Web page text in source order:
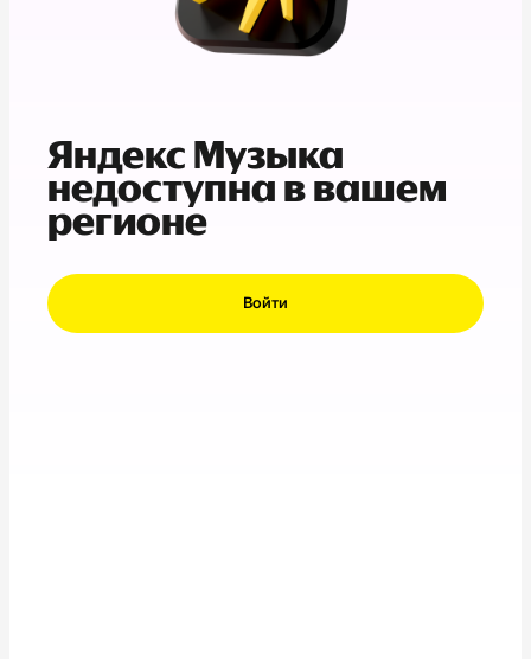
Яндекс Музыка
недоступна в вашем
регионе
Войти